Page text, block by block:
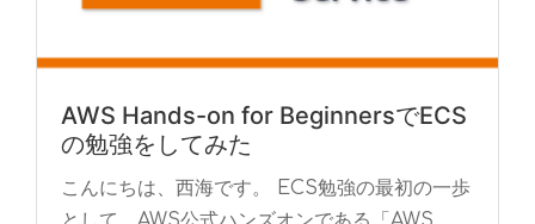
AWS Hands-on for BeginnersでECS
の勉強をしてみた
こんにちは、西海です。 ECS勉強の最初の一歩